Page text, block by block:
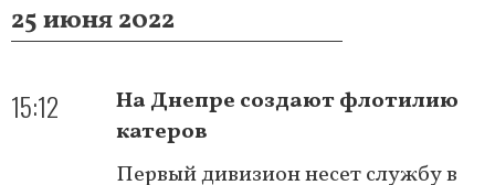
25 июня 2022
15:12
На Днепре создают флотилию
катеров
Первый дивизион несет службу в